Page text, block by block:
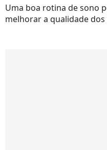
Uma boa rotina de sono
melhorar a qualidade dos